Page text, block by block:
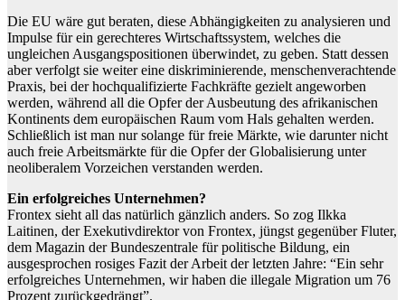
Die EU wäre gut beraten, diese Abhängigkeiten zu analysieren und
Impulse für ein gerechteres Wirtschaftssystem, welches die
ungleichen Ausgangspositionen überwindet, zu geben. Statt dessen
aber verfolgt sie weiter eine diskriminierende, menschenverachtende
Praxis, bei der hochqualifizierte Fachkräfte gezielt angeworben
werden, während all die Opfer der Ausbeutung des afrikanischen
Kontinents dem europäischen Raum vom Hals gehalten werden.
Schließlich ist man nur solange für freie Märkte, wie darunter nicht
auch freie Arbeitsmärkte für die Opfer der Globalisierung unter
neoliberalem Vorzeichen verstanden werden.
Ein erfolgreiches Unternehmen?
Frontex sieht all das natürlich gänzlich anders. So zog Ilkka
Laitinen, der Exekutivdirektor von Frontex, jüngst gegenüber Fluter,
dem Magazin der Bundeszentrale für politische Bildung, ein
ausgesprochen rosiges Fazit der Arbeit der letzten Jahre: “Ein sehr
erfolgreiches Unternehmen, wir haben die illegale Migration um 76
Prozent zurückgedrängt”.